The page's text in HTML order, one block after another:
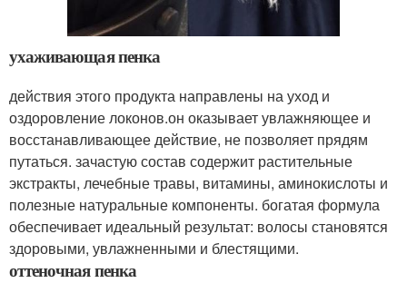
ухаживающая пенка
действия этого продукта направлены на уход и
оздоровление локонов.он оказывает увлажняющее и
восстанавливающее действие, не позволяет прядям
путаться. зачастую состав содержит растительные
экстракты, лечебные травы, витамины, аминокислоты и
полезные натуральные компоненты. богатая формула
обеспечивает идеальный результат: волосы становятся
здоровыми, увлажненными и блестящими.
оттеночная пенка